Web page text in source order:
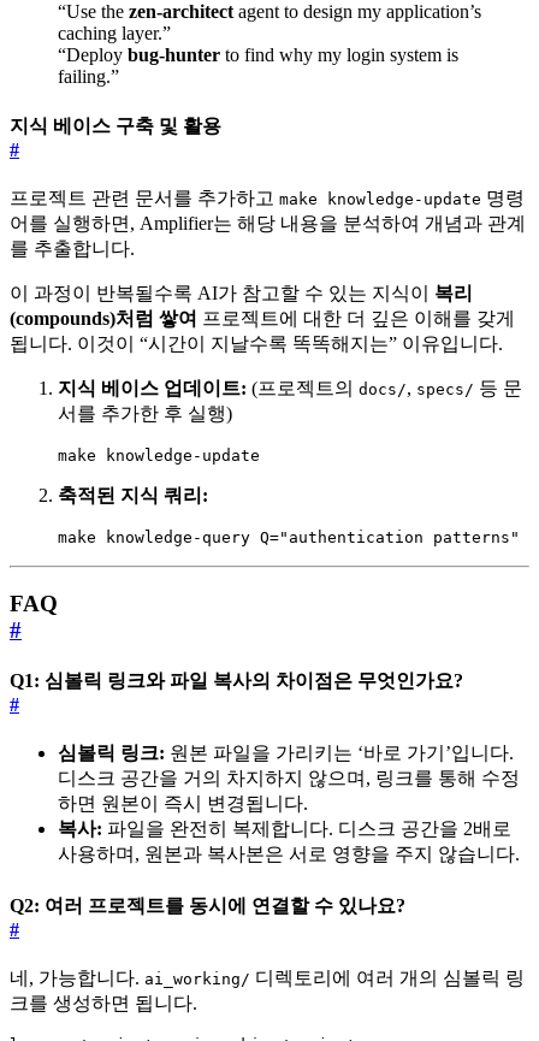
“Use the zen-architectagent to design my application’s
caching layer.”
“Deploy bug-hunter to find why my login system is
failing.”
지식 베이스 구축 및 활용
#
프로젝트 관련 문서를 추가하고 make knowledge-update 명령
어를 실행하면, Amplifier는 해당 내용을 분석하여 개념과 관계
를 추출합니다.
이 과정이 반복될수록 AI가 참고할 수 있는 지식이 복리
(compounds)처럼 쌓여 프로젝트에 대한 더 깊은 이해를 갖게
됩니다. 이것이 “시간이 지날수록 똑똑해지는” 이유입니다.
지식 베이스 업데이트: (프로젝트의 docs/, specs/ 등 문
서를 추가한 후 실행)
make knowledge-update
축적된 지식 쿼리:
make knowledge-query Q="authentication patterns"
FAQ
#
Q1: 심볼릭 링크와 파일 복사의 차이점은 무엇인가요?
#
심볼릭 링크: 원본 파일을 가리키는 ‘바로 가기’입니다.
디스크 공간을 거의 차지하지 않으며, 링크를 통해 수정
하면 원본이 즉시 변경됩니다.
복사: 파일을 완전히 복제합니다. 디스크 공간을 2배로
사용하며, 원본과 복사본은 서로 영향을 주지 않습니다.
Q2: 여러 프로젝트를 동시에 연결할 수 있나요?
#
네, 가능합니다. ai_working/ 디렉토리에 여러 개의 심볼릭 링
크를 생성하면 됩니다.